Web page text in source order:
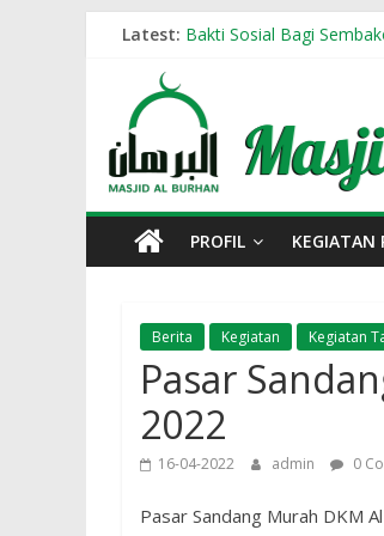
Latest: Bakti Sosial Bagi
Bakti Sosial Khitan
Pelatihan Sembelih
Masjid
Al
Burhan
Salatiga
PROFIL KEGIATAN
Berita Kegiatan Kegiatan
Pasar
2022
16-04-2022 admin 0
Pasar Sandang Murah DKM